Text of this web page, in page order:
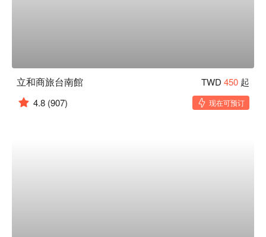
立和商旅台南館 TWD 450 起
4.8 (907) 现在可预订